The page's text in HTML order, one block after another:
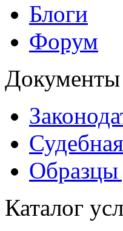
Блоги
Форум
Документы
Образцы
Каталог